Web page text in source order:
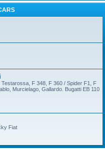
F 348, F 360 / Spider F1, F
Murcielago, Gallardo. Bugatti EB 110
Fiat